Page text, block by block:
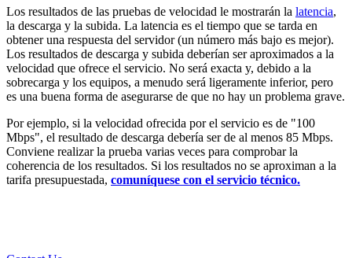
Los resultados de las pruebas de velocidad le mostrarán la latencia,
la descarga y la subida. La latencia es el tiempo que se tarda en
obtener una respuesta del servidor (un número más bajo es mejor).
Los resultados de descarga y subida deberían ser aproximados a la
velocidad que ofrece el servicio. No será exacta y, debido a la
sobrecarga y los equipos, a menudo será ligeramente inferior, pero
es una buena forma de asegurarse de que no hay un problema grave.
Por ejemplo, si la velocidad ofrecida por el servicio es de "100
Mbps", el resultado de descarga debería ser de al menos 85 Mbps.
Conviene realizar la prueba varias veces para comprobar la
coherencia de los resultados. Si los resultados no se aproximan a la
tarifa presupuestada, comuníquese con el servicio técnico.